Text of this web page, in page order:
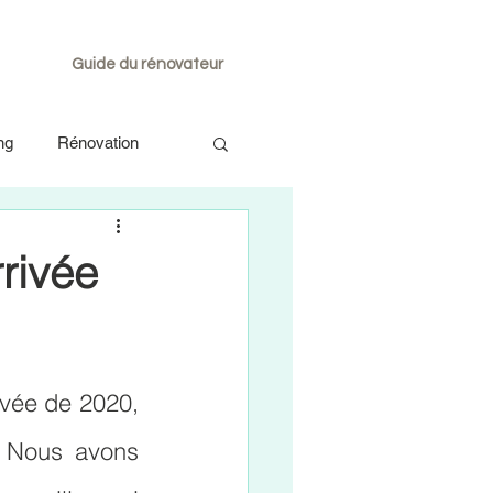
Guide du rénovateur
Rénovation
de 2020,
avons